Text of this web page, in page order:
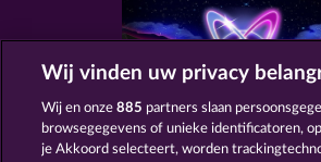
Wij vinden uw privacy
Wij en onze885 partners slaan
browsegegevens of unieke identificatoren,
je Akkoord selecteert, worden